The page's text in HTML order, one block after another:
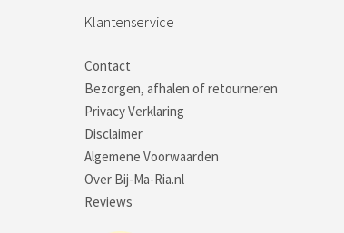
Klantenservice
Contact
Bezorgen, afhalen of retourneren
Privacy Verklaring
Disclaimer
Algemene Voorwaarden
Over Bij-Ma-Ria.nl
Reviews